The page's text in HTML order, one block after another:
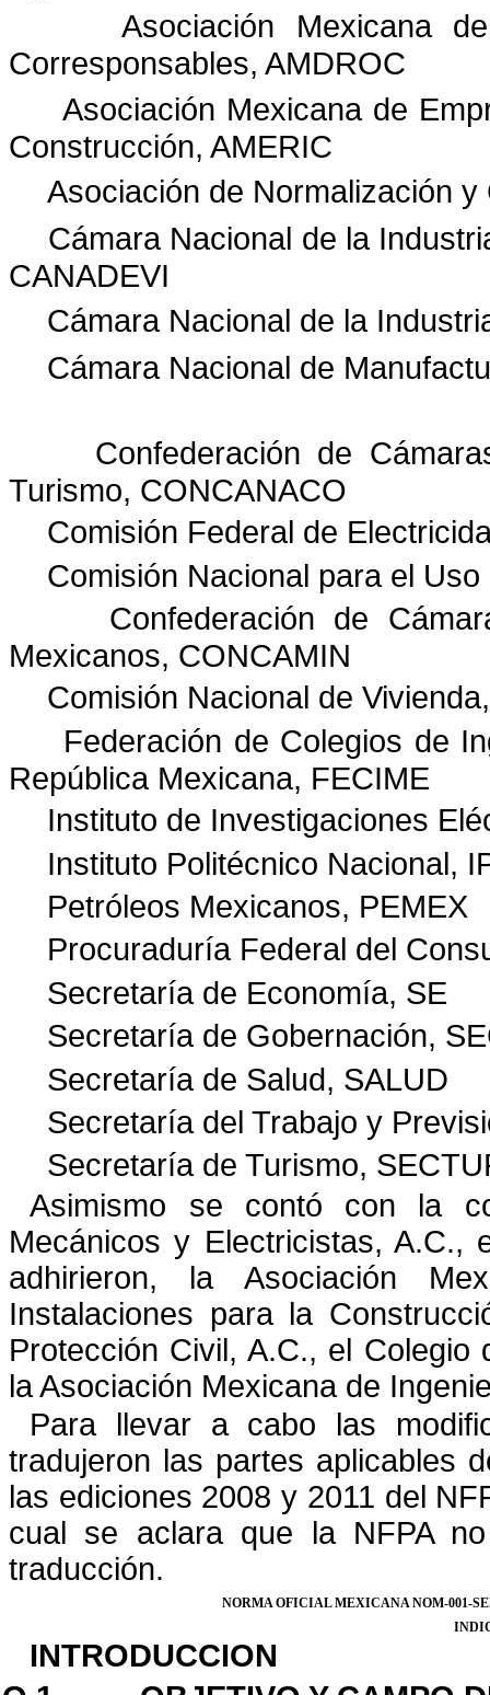
Asociación Mexicana
Corresponsables, AMDROC
Asociación Mexicana de
Construcción, AMERIC
Asociación de Normalización
Cámara Nacional de la
CANADEVI
Cámara Nacional de la
Cámara Nacional de
Confederación de
Turismo, CONCANACO
Comisión Federal de
Comisión Nacional para el
Confederación de
Mexicanos, CONCAMIN
Comisión Nacional de
Federación de Colegios de
República Mexicana, FECIME
Instituto de Investigaciones
Instituto Politécnico Nacional,
Petróleos Mexicanos, PEMEX
Procuraduría Federal del
Secretaría de Economía, SE
Secretaría de Gobernación,
Secretaría de Salud, SALUD
Secretaría del Trabajo y
Secretaría de Turismo,
Asimismo se contó con la
Mecánicos y Electricistas, A.C.,
adhirieron, la Asociación
Instalaciones para la
Protección Civil, A.C., el Colegio
la Asociación Mexicana de
Para llevar a cabo las
tradujeron las partes aplicables
las ediciones 2008 y 2011 del
cual se aclara que la NFPA
traducción.
NORMA OFICIAL MEXICANA NOM-001-
I
INTRODUCCION